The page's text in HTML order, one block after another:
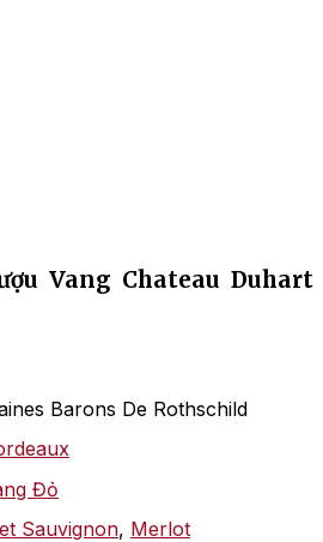
Vang Chateau Duhart
Barons De Rothschild
Đỏ
Sauvignon, Merlot